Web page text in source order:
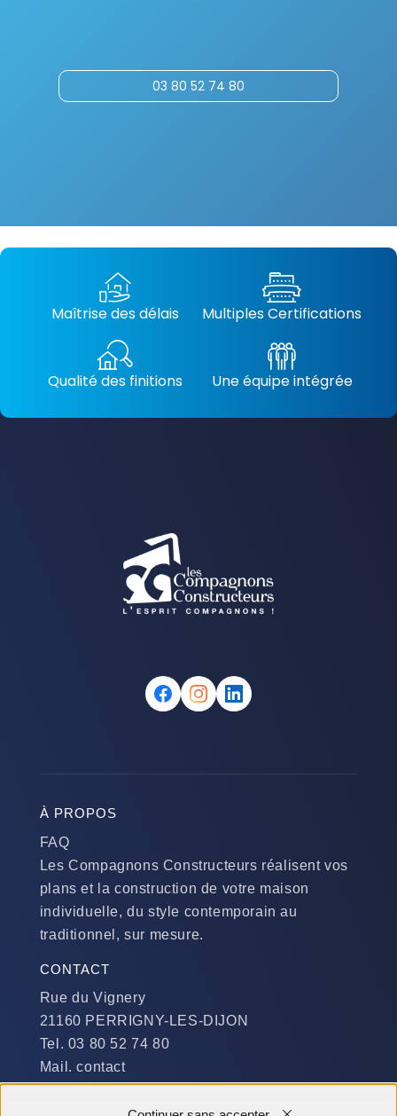
03 80 52 74 80
Maîtrise des délais Multiples Certifications
Qualité des finitions Une équipe intégrée
À PROPOS
FAQ
Les Compagnons Constructeurs réalisent vos
plans et la construction de votre maison
individuelle, du style contemporain au
traditionnel, sur mesure.
CONTACT
Rue du Vignery
21160 PERRIGNY-LES-DIJON
Tel. 03 80 52 74 80
Mail. contact